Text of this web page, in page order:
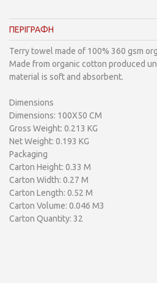
ΠΕΡΙΓΡΑΦΗ
Terry towel made of 100% 360 gsm
Made from organic cotton produced
material is soft and absorbent.
Dimensions
Dimensions: 100X50 CM
Gross Weight: 0.213 KG
Net Weight: 0.193 KG
Packaging
Carton Height: 0.33 M
Carton Width: 0.27 M
Carton Length: 0.52 M
Carton Volume: 0.046 M3
Carton Quantity: 32